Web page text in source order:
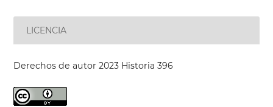
LICENCIA
Derechos de autor 2023 Historia 396